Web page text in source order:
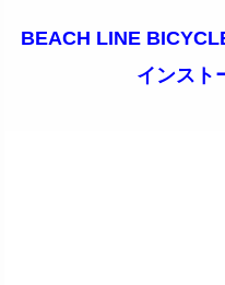
BEACH LINE
インスト